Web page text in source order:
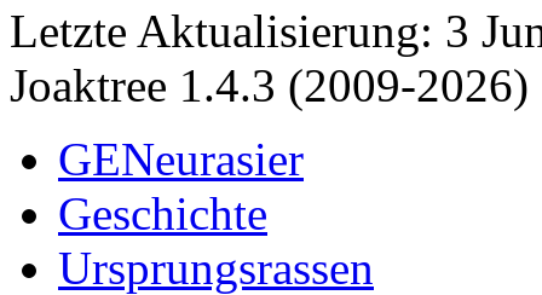
Letzte Aktualisierung: 3
Joaktree 1.4.3 (2009-2026)
GENeurasier
Geschichte
Ursprungsrassen